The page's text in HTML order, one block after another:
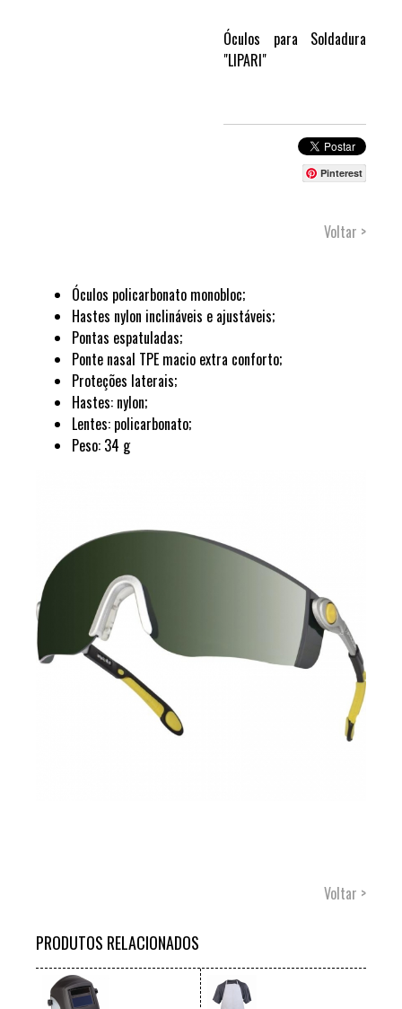
Óculos para Soldadura
"LIPARI"
Pinterest
Voltar >
Óculos policarbonato monobloc;
Hastes nylon inclináveis e ajustáveis;
Pontas espatuladas;
Ponte nasal TPE macio extra conforto;
Proteções laterais;
Hastes: nylon;
Lentes: policarbonato;
Peso: 34 g
Voltar >
PRODUTOS RELACIONADOS